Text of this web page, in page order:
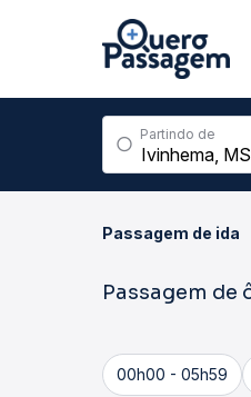
Partindo de
Passagem de ida
Passagem de
00h00 - 05h59